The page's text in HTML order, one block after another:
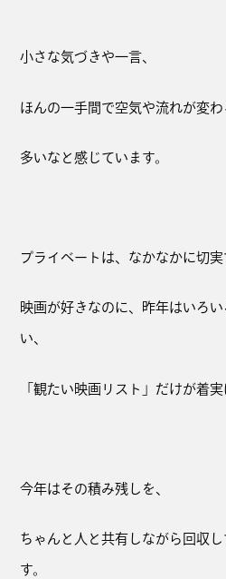
小さな気づきや一言、
ほんの一手間で空気や流れが変わ
多いなと感じています。
プライベートは、なかなかに切実
映画が好きなのに、昨年はいろ
い、
「観たい映画リスト」だけが着
今年はその積み残しを、
ちゃんと人と共有しながら回収
す。